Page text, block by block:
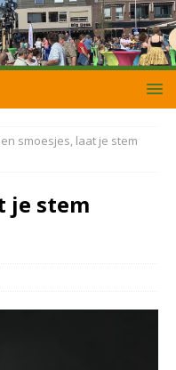
smoesjes, laat je stem
je stem